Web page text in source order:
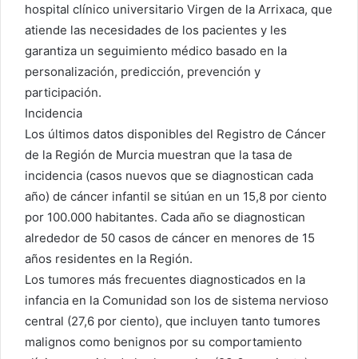
hospital clínico universitario Virgen de la Arrixaca, que
atiende las necesidades de los pacientes y les
garantiza un seguimiento médico basado en la
personalización, predicción, prevención y
participación.
Incidencia
Los últimos datos disponibles del Registro de Cáncer
de la Región de Murcia muestran que la tasa de
incidencia (casos nuevos que se diagnostican cada
año) de cáncer infantil se sitúan en un 15,8 por ciento
por 100.000 habitantes. Cada año se diagnostican
alrededor de 50 casos de cáncer en menores de 15
años residentes en la Región.
Los tumores más frecuentes diagnosticados en la
infancia en la Comunidad son los de sistema nervioso
central (27,6 por ciento), que incluyen tanto tumores
malignos como benignos por su comportamiento